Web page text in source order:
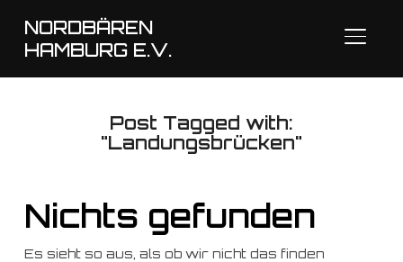
NORDBÄREN
HAMBURG E.V.
Post Tagged with:
"Landungsbrücken"
Nichts gefunden
Es sieht so aus, als ob wir nicht das finden